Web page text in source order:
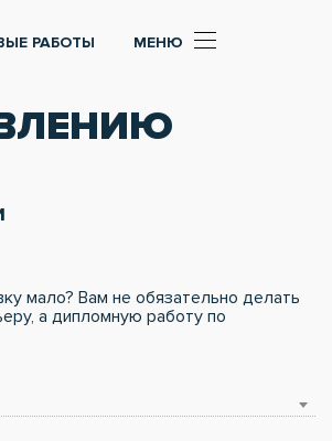
РАБОТЫ МЕНЮ
мало? Вам не обязательно делать
а дипломную работу по